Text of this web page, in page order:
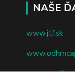
NAŠE
www.jtf.sk